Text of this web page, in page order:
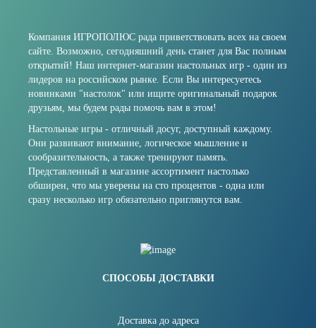
Компания ИГРОПОЛЮС рада приветствовать всех на своем
сайте. Возможно, сегодняшний день станет для Вас полным
открытий! Наш интернет-магазин настольных игр - один из
лидеров на российском рынке. Если Вы интересуетесь
новинками "настолок" или ищите оригинальный подарок
друзьям, мы будем рады помочь вам в этом!
Настольные игры - отличный досуг, доступный каждому.
Они развивают внимание, логическое мышление и
сообразительность, а также тренируют память.
Представленный в магазине ассортимент настолько
обширен, что мы уверены на сто процентов - одна или
сразу несколько игр обязательно приглянутся вам.
СПОСОБЫ ДОСТАВКИ
Доставка до адреса